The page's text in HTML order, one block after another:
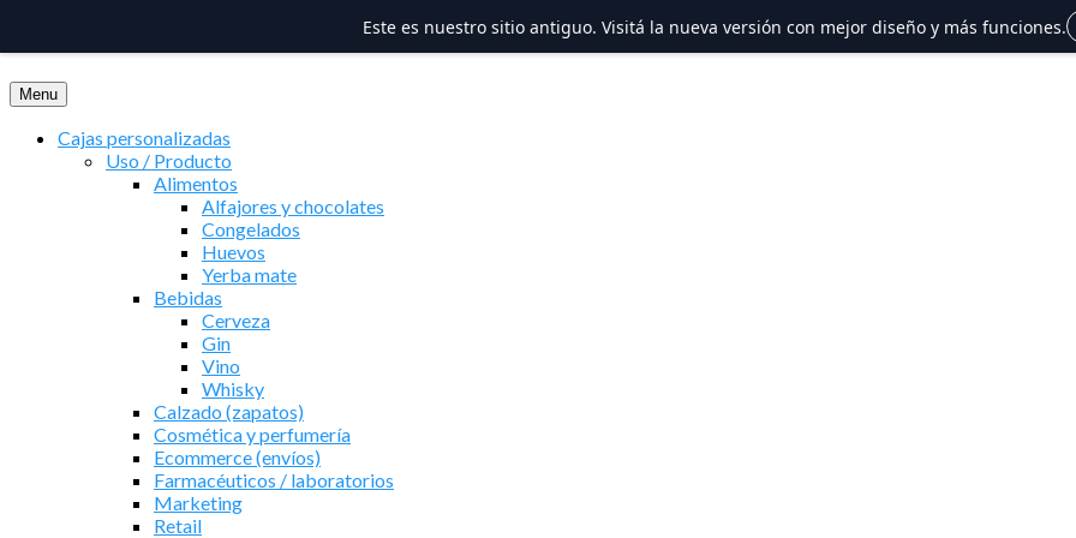
al
contenido
Menu
Cajas personalizadas
Uso / Producto
Alimentos
Alfajores y chocolates
Congelados
Huevos
Yerba mate
Bebidas
Cerveza
Gin
Vino
Whisky
Calzado (zapatos)
Cosmética y perfumería
Ecommerce (envíos)
Farmacéuticos / laboratorios
Marketing
Retail
Este es nuestro sitio antiguo. Visitá la nueva versión con mejor diseño y más funciones.